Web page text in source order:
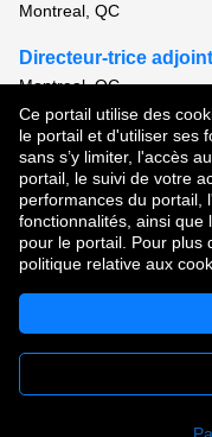
Ce portail utilise des
le portail et d'utiliser ses
sans s’y limiter, l'accès
portail, le suivi de votre
performances du portail,
fonctionnalités, ainsi que
pour le portail. Pour plus
politique relative aux
Montreal, QC
Directeur-trice
Montreal, QC
Voir tous les postes
Conditions